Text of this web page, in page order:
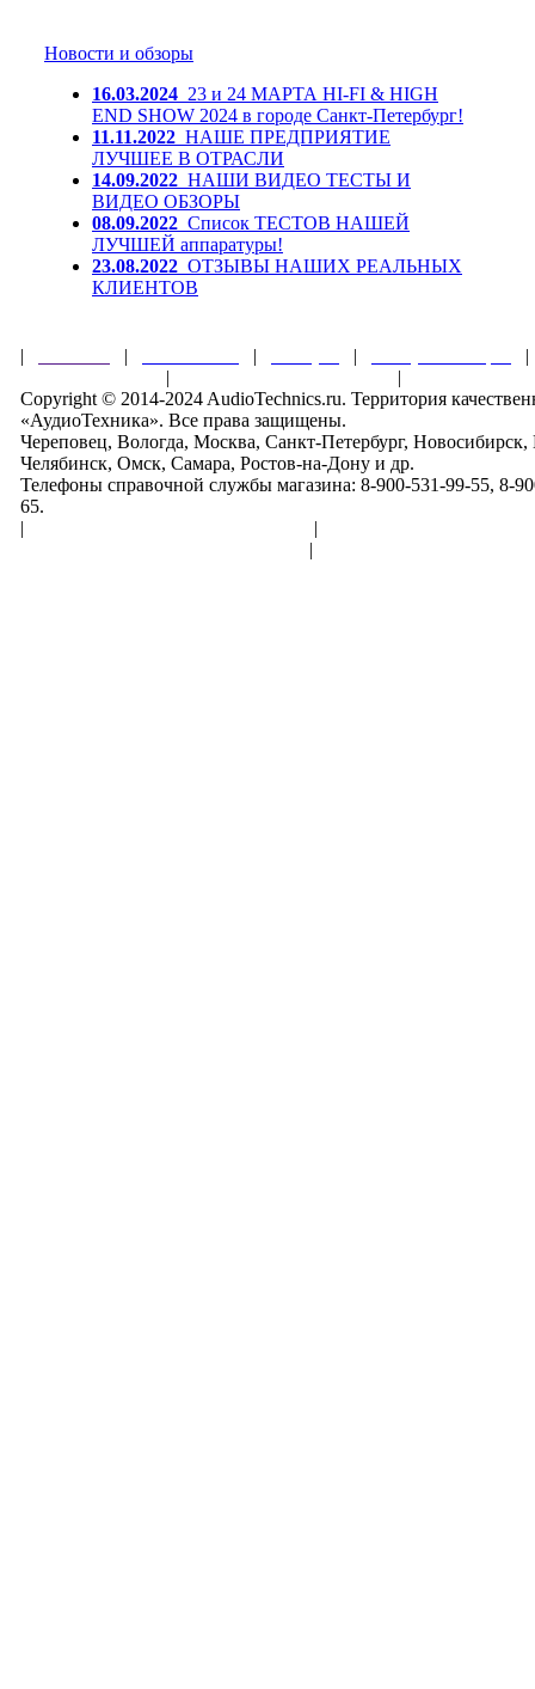
Новости и обзоры
16.03.2024 23 и 24 МАРТА HI-FI & HIGH
END SHOW 2024 в городе Санкт-Петербург!
11.11.2022 НАШЕ ПРЕДПРИЯТИЕ
ЛУЧШЕЕ В ОТРАСЛИ
14.09.2022 НАШИ ВИДЕО ТЕСТЫ И
ВИДЕО ОБЗОРЫ
08.09.2022 Список ТЕСТОВ НАШЕЙ
ЛУЧШЕЙ аппаратуры!
23.08.2022 ОТЗЫВЫ НАШИХ РЕАЛЬНЫХ
КЛИЕНТОВ
| | | |
|
|
Copyright © 2014-2024 AudioTechnics.ru. Территория
«АудиоТехника». Все права защищены.
Череповец, Вологда, Москва, Санкт-Петербург,
Челябинск, Омск, Самара, Ростов-на-Дону и др.
Телефоны справочной службы магазина: 8-900-531-99-55, 8-
65.
|
|
|